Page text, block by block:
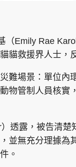
（Emily Rae
貓救援界人士，
難場景：單位內
物管制人員核實
透露，被告清
並無充分理據為
。